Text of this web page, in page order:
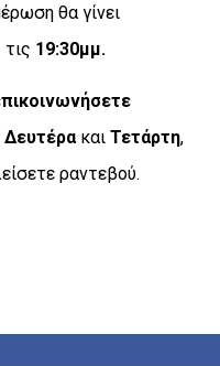
θα γίνει
19:30μμ.
Δευτέρα και Τετάρτη,
ραντεβού.